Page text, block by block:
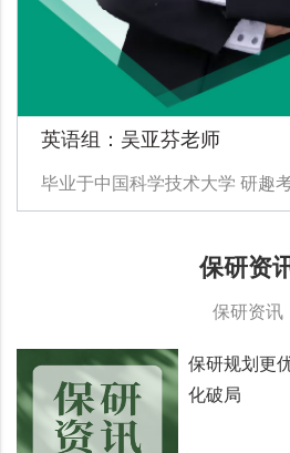
英语组：吴亚芬老师
毕业于中国科学技术大学 研趣
保研资
保研资讯
保研规划更
化破局